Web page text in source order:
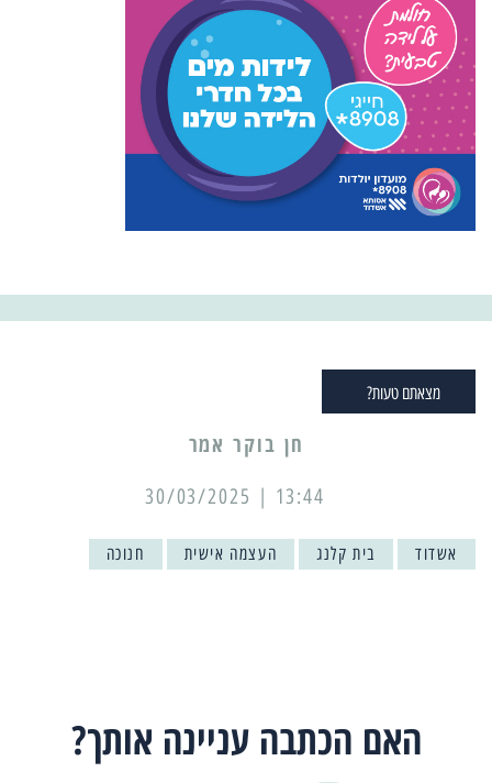
מצאתם טעות?
13:44 | 30/03/2025
אשדוד בית קלנג העצמה אישית חנוכה
האם הכתבה עניינה אותך?